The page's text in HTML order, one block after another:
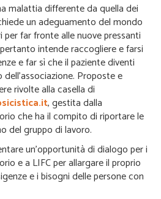
malattia differente da quella dei
un adeguamento del mondo
per far fronte alle nuove pressanti
intende raccogliere e farsi
e far sì che il paziente diventi
Proposte e
rivolte alla casella di
, gestita dalla
che ha il compito di riportare le
del gruppo di lavoro.
un’opportunità di dialogo per i
e a LIFC per allargare il proprio
e i bisogni delle persone con